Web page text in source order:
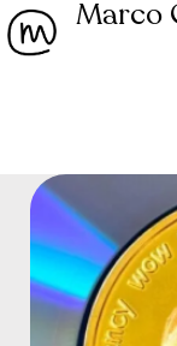
Marco